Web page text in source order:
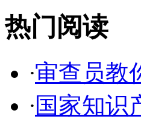
热门阅读
·审查员教
·国家知识